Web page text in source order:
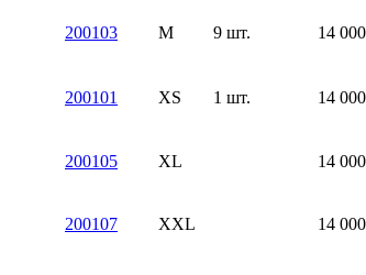
200103 M 9 шт. 14 000
200101 XS 1 шт. 14 000
200105 XL 14 000
200107 XXL 14 000